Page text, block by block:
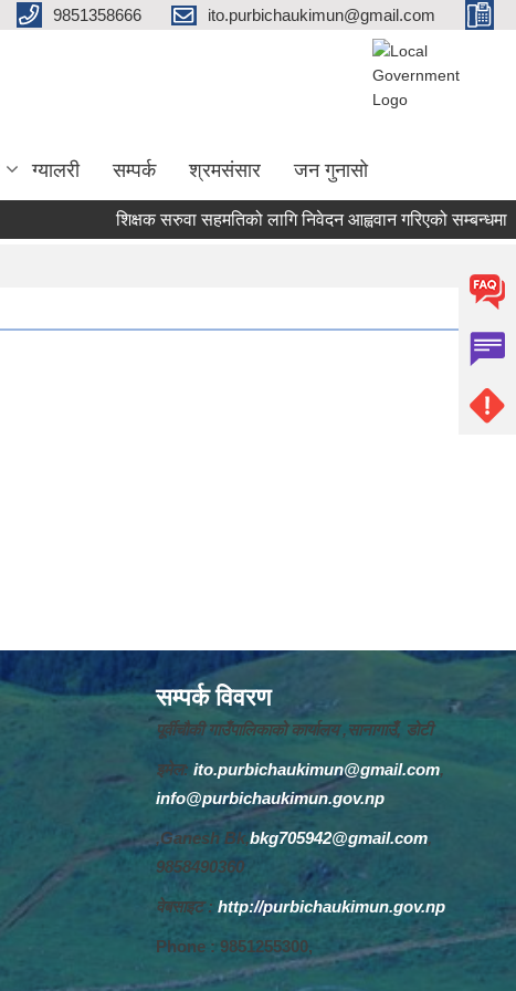
9851358666 ito.purbichaukimun@gmail.com
ग्यालरी सम्पर्क श्रमसंसार जन गुनासो
शिक्षक सरुवा सहमतिको लागि निवेदन आह्ववान गरिएको सम्बन्धमा ।।
सम्पर्क विवरण
पूर्वीचौकी गाउँपालिकाको कार्यालय ,सानागाउँ, डोटी
इमेल: ito.purbichaukimun@gmail.com,
info@purbichaukimun.gov.np
,Ganesh Bk,bkg705942@gmail.com,
9858490360
वेबसाइट : http://purbichaukimun.gov.np
Phone : 9851255300,